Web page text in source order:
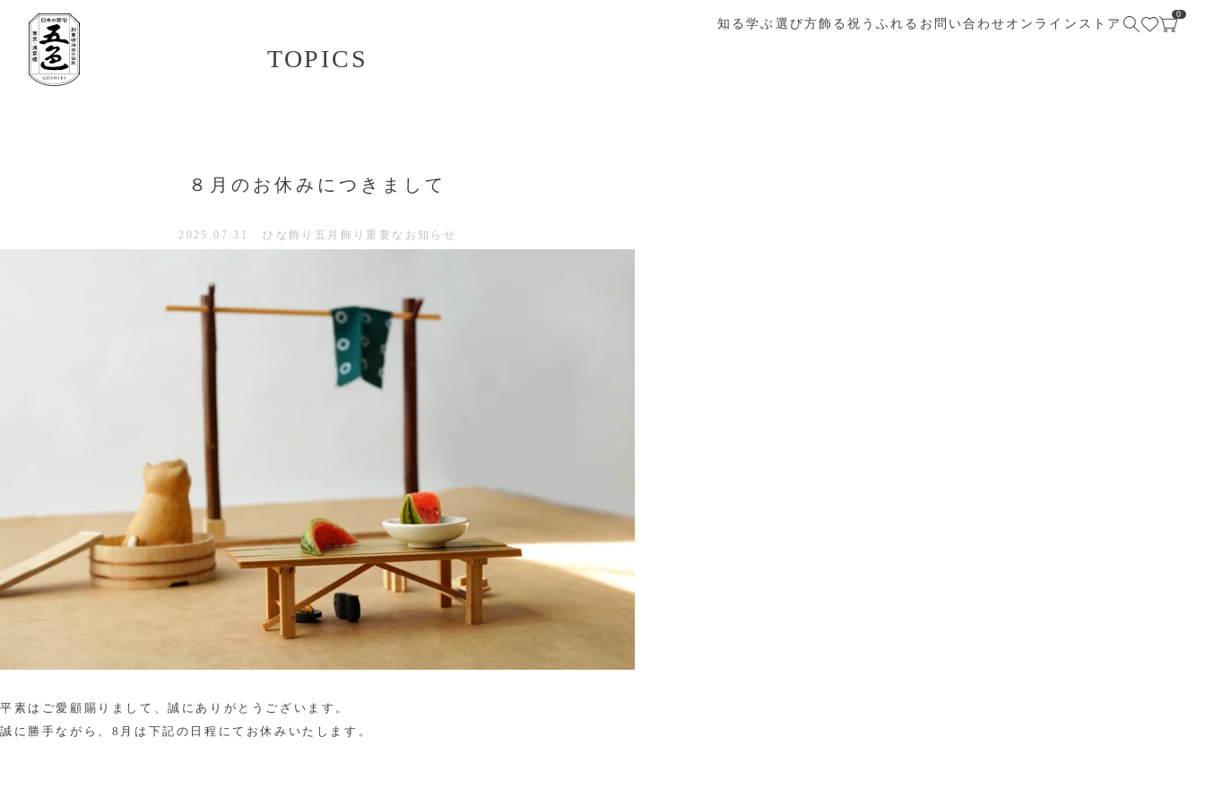
知る学ぶ 選び方飾る祝うふれる お問い合わせ オンラインストア
0
TOPICS
８月のお休みにつきまして
2025.07.31 ひな飾り 五月飾り重要なお知らせ
平素はご愛顧賜りまして、誠にありがとうございます。
誠に勝手ながら、8月は下記の日程にてお休みいたします。